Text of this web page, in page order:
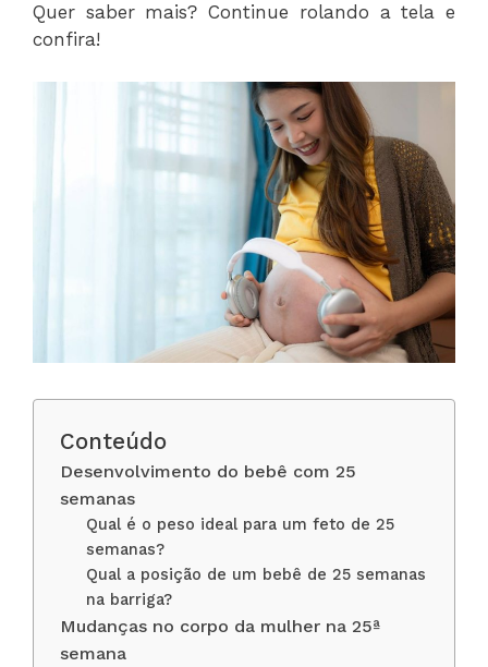
Quer saber mais? Continue rolando a tela e
confira!
Conteúdo
Desenvolvimento do bebê com 25
semanas
Qual é o peso ideal para um feto de 25
semanas?
Qual a posição de um bebê de 25 semanas
na barriga?
Mudanças no corpo da mulher na 25ª
semana